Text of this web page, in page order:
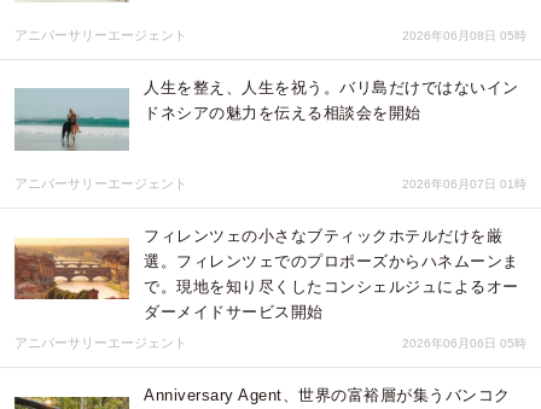
アニバーサリーエージェント 2026年06月08日 05時
人生を整え、人生を祝う。バリ島だけではないイン
ドネシアの魅力を伝える相談会を開始
アニバーサリーエージェント 2026年06月07日 01時
フィレンツェの小さなブティックホテルだけを厳
選。フィレンツェでのプロポーズからハネムーンま
で。現地を知り尽くしたコンシェルジュによるオー
ダーメイドサービス開始
アニバーサリーエージェント 2026年06月06日 05時
Anniversary Agent、世界の富裕層が集うバンコク